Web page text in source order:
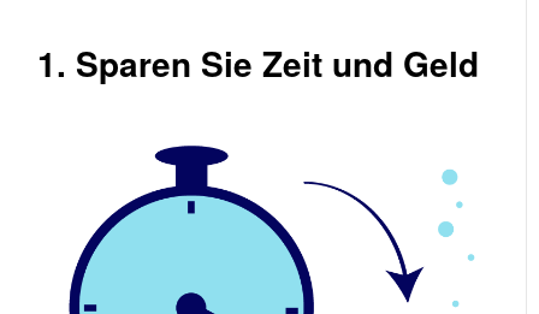
1. Sparen Sie Zeit und Geld